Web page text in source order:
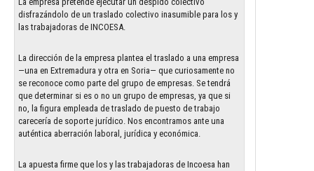
disfrazándolo de un traslado colectivo inasumible para los y
las trabajadoras de INCOESA.
La dirección de la empresa plantea el traslado a una empresa
—una en Extremadura y otra en Soria— que curiosamente no
se reconoce como parte del grupo de empresas. Se tendrá
que determinar si es o no un grupo de empresas, ya que si
no, la figura empleada de traslado de puesto de trabajo
carecería de soporte jurídico. Nos encontramos ante una
auténtica aberración laboral, jurídica y económica.
La apuesta firme que los y las trabajadoras de Incoesa han